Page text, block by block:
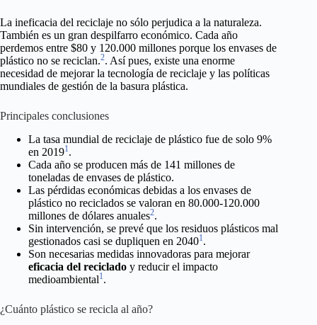
La ineficacia del reciclaje no sólo perjudica a la naturaleza.
También es un gran despilfarro económico. Cada año
perdemos entre $80 y 120.000 millones porque los envases de
plástico no se reciclan.2. Así pues, existe una enorme
necesidad de mejorar la tecnología de reciclaje y las políticas
mundiales de gestión de la basura plástica.
Principales conclusiones
La tasa mundial de reciclaje de plástico fue de solo 9%
en 20191.
Cada año se producen más de 141 millones de
toneladas de envases de plástico.
Las pérdidas económicas debidas a los envases de
plástico no reciclados se valoran en 80.000-120.000
millones de dólares anuales2.
Sin intervención, se prevé que los residuos plásticos mal
gestionados casi se dupliquen en 20401.
Son necesarias medidas innovadoras para mejorar
eficacia del reciclado y reducir el impacto
medioambiental1.
¿Cuánto plástico se recicla al año?